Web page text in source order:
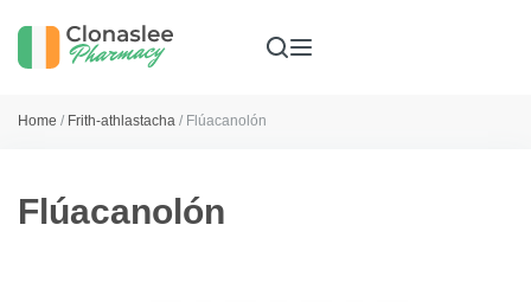
Home / Frith-athlastacha / Flúacanolón
Flúacanolón